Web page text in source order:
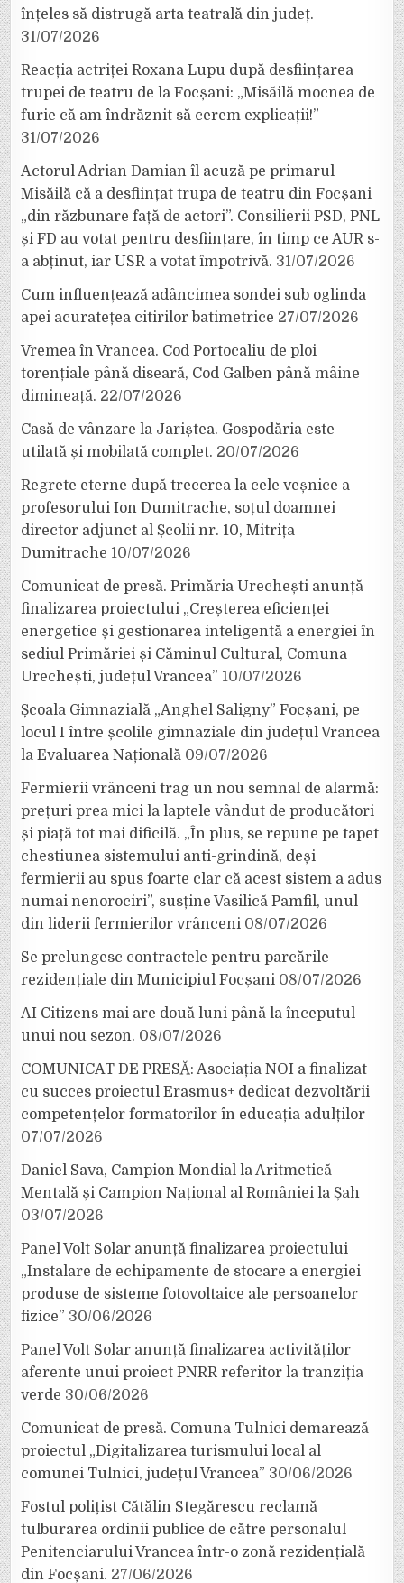
înțeles să distrugă arta teatrală din județ.
31/07/2026
Reacția actriței Roxana Lupu după desființarea
trupei de teatru de la Focșani: „Misăilă mocnea de
furie că am îndrăznit să cerem explicații!”
31/07/2026
Actorul Adrian Damian îl acuză pe primarul
Misăilă că a desființat trupa de teatru din Focșani
„din răzbunare față de actori”. Consilierii PSD, PNL
și FD au votat pentru desființare, în timp ce AUR s-
a abținut, iar USR a votat împotrivă. 31/07/2026
Cum influențează adâncimea sondei sub oglinda
apei acuratețea citirilor batimetrice 27/07/2026
Vremea în Vrancea. Cod Portocaliu de ploi
torențiale până diseară, Cod Galben până mâine
dimineață. 22/07/2026
Casă de vânzare la Jariștea. Gospodăria este
utilată și mobilată complet. 20/07/2026
Regrete eterne după trecerea la cele veșnice a
profesorului Ion Dumitrache, soțul doamnei
director adjunct al Școlii nr. 10, Mitrița
Dumitrache 10/07/2026
Comunicat de presă. Primăria Urechești anunță
finalizarea proiectului „Creșterea eficienței
energetice și gestionarea inteligentă a energiei în
sediul Primăriei și Căminul Cultural, Comuna
Urechești, județul Vrancea” 10/07/2026
Școala Gimnazială „Anghel Saligny” Focșani, pe
locul I între școlile gimnaziale din județul Vrancea
la Evaluarea Națională 09/07/2026
Fermierii vrânceni trag un nou semnal de alarmă:
prețuri prea mici la laptele vândut de producători
și piață tot mai dificilă. „În plus, se repune pe tapet
chestiunea sistemului anti-grindină, deși
fermierii au spus foarte clar că acest sistem a adus
numai nenorociri”, susține Vasilică Pamfil, unul
din liderii fermierilor vrânceni 08/07/2026
Se prelungesc contractele pentru parcările
rezidențiale din Municipiul Focșani 08/07/2026
AI Citizens mai are două luni până la începutul
unui nou sezon. 08/07/2026
COMUNICAT DE PRESĂ: Asociația NOI a finalizat
cu succes proiectul Erasmus+ dedicat dezvoltării
competențelor formatorilor în educația adulților
07/07/2026
Daniel Sava, Campion Mondial la Aritmetică
Mentală și Campion Național al României la Șah
03/07/2026
Panel Volt Solar anunță finalizarea proiectului
„Instalare de echipamente de stocare a energiei
produse de sisteme fotovoltaice ale persoanelor
fizice” 30/06/2026
Panel Volt Solar anunță finalizarea activităților
aferente unui proiect PNRR referitor la tranziția
verde 30/06/2026
Comunicat de presă. Comuna Tulnici demarează
proiectul „Digitalizarea turismului local al
comunei Tulnici, județul Vrancea” 30/06/2026
Fostul polițist Cătălin Stegărescu reclamă
tulburarea ordinii publice de către personalul
Penitenciarului Vrancea într-o zonă rezidențială
din Focșani. 27/06/2026